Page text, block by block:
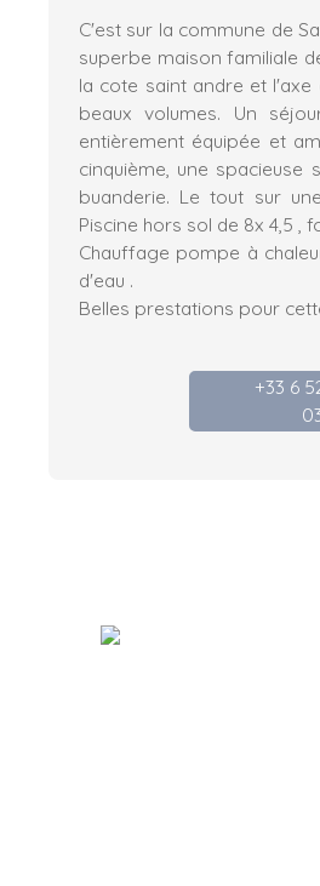
C'est sur la commune de
superbe maison familiale
la cote saint andre et
beaux volumes. Un
entièrement équipée et
cinquième, une
buanderie. Le tout sur
Piscine hors sol de 8x 4,5 ,
Chauffage pompe à
d'eau .
Belles prestations pour
+33 6